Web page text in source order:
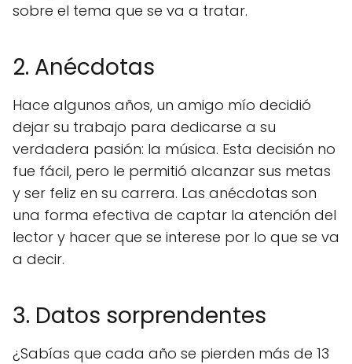
sobre el tema que se va a tratar.
2. Anécdotas
Hace algunos años, un amigo mío decidió
dejar su trabajo para dedicarse a su
verdadera pasión: la música. Esta decisión no
fue fácil, pero le permitió alcanzar sus metas
y ser feliz en su carrera. Las anécdotas son
una forma efectiva de captar la atención del
lector y hacer que se interese por lo que se va
a decir.
3. Datos sorprendentes
¿Sabías que cada año se pierden más de 13